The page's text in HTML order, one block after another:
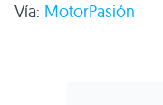
Vía: MotorPasión